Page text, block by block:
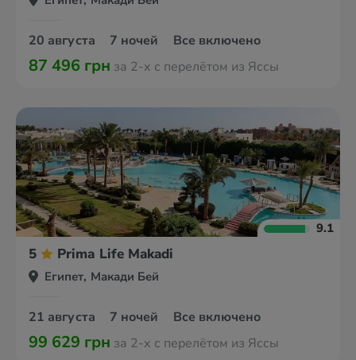
20 августа 7 ночей Все включено
87 496 грн за 2-х с перелётом из Яссы
9.1
5 Prima Life Makadi
Египет, Макади Бей
21 августа 7 ночей Все включено
99 629 грн за 2-х с перелётом из Яссы